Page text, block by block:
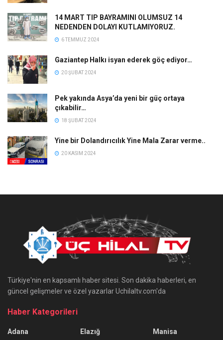
14 MART TIP BAYRAMINI OLUMSUZ 14
NEDENDEN DOLAYI KUTLAMIYORUZ.
6 TEMMUZ 2024
Gaziantep Halkı isyan ederek göç ediyor…
20 ŞUBAT 2024
Pek yakında Asya’da yeni bir güç ortaya
çıkabilir…
18 ŞUBAT 2024
Yine bir Dolandırıcılık Yine Mala Zarar verme..
20 KASIM 2024
Türkiye'nin en kapsamlı haber sitesi. Son dakika haberleri, en
güncel gelişmeler ve özel yazarlar Uchilaltv.com'da
Haber Kategorileri
Adana
Elazığ
Manisa